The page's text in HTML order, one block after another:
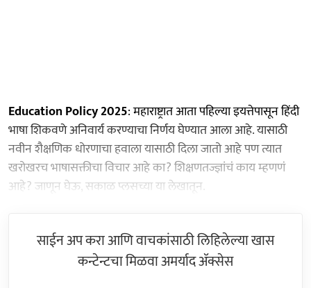
Education Policy 2025: महाराष्ट्रात आता पहिल्या इयत्तेपासून हिंदी
भाषा शिकवणे अनिवार्य करण्याचा निर्णय घेण्यात आला आहे. यासाठी
नवीन शैक्षणिक धोरणाचा हवाला यासाठी दिला जातो आहे पण त्यात
खरोखरच भाषासक्तीचा विचार आहे का? शिक्षणतज्ज्ञांचं काय म्हणणं
आहे? जाणून घेऊ, सकाळ प्लसच्या या लेखातून.
साईन अप करा आणि वाचकांसाठी लिहिलेल्या खास
कन्टेन्टचा मिळवा अमर्याद ॲक्सेस